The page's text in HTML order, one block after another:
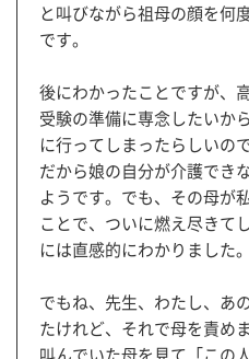
と叫びながら祖母の顔を何
です。
後にわかったことですが、
受験の準備に専念したいか
に行ってしまったらしいの
だから娘の自分が介護でき
ようです。でも、その母が
ことで、ついに燃え尽きて
には直感的にわかりました。
でもね、先生、わたし、あ
たけれど、それで母を責め